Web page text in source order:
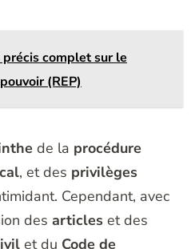
précis complet sur le
(REP)
de la procédure
, et des privilèges
Cependant, avec
des articles et des
et du Code de